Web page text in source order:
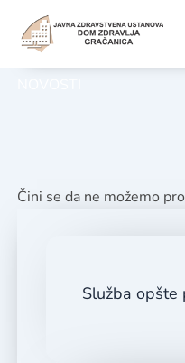
content
Čini se da ne možemo
Služba opšte